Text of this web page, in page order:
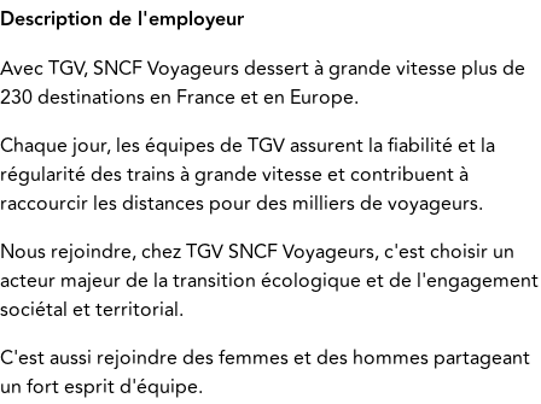
Description de l'employeur
Avec TGV, SNCF Voyageurs dessert à grande vitesse plus de
230 destinations en France et en Europe.
Chaque jour, les équipes de TGV assurent la fiabilité et la
régularité des trains à grande vitesse et contribuent à
raccourcir les distances pour des milliers de voyageurs.
Nous rejoindre, chez TGV SNCF Voyageurs, c'est choisir un
acteur majeur de la transition écologique et de l'engagement
sociétal et territorial.
C'est aussi rejoindre des femmes et des hommes partageant
un fort esprit d'équipe.